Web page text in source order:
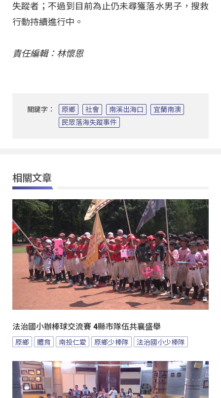
失蹤者；不過到目前為止仍未尋獲落水男子，搜救
行動持續進行中。
責任編輯：林懷恩
關鍵字： 原鄉 社會 南溪出海口
宜蘭南澳
民眾落海失蹤事件
相關文章
法治國小辦棒球交流賽 4縣市隊伍共襄盛舉
原鄉 體育 南投仁愛 原鄉少棒隊 法治國小少棒隊